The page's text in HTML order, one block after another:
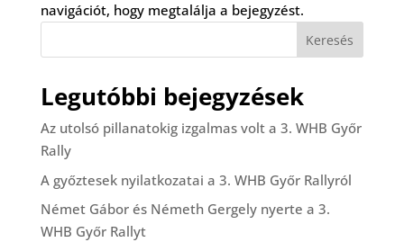
navigációt, hogy megtalálja a bejegyzést.
Keresés
Legutóbbi bejegyzések
Az utolsó pillanatokig izgalmas volt a 3. WHB Győr
Rally
A győztesek nyilatkozatai a 3. WHB Győr Rallyról
Német Gábor és Németh Gergely nyerte a 3.
WHB Győr Rallyt